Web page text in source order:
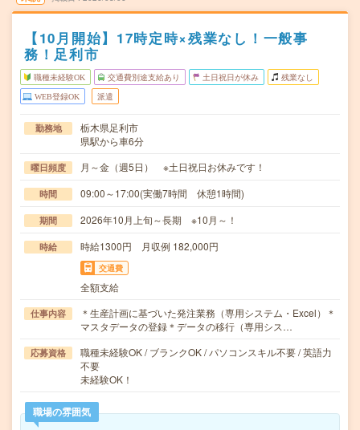
【10月開始】17時定時×残業なし！一般事
務！足利市
職種未経験OK 交通費別途支給あり 土日祝日が休み 残業なし
WEB登録OK 派遣
勤務地
栃木県足利市
県駅から車6分
曜日頻度 月～金（週5日） ※土日祝日お休みです！
時間 09:00～17:00(実働7時間 休憩1時間)
期間 2026年10月上旬～長期 ※10月～！
時給 時給1300円 月収例 182,000円
交通費
全額支給
仕事内容
＊生産計画に基づいた発注業務（専用システム・Excel）＊
マスタデータの登録＊データの移行（専用シス…
応募資格
職種未経験OK / ブランクOK / パソコンスキル不要 / 英語力
不要
未経験OK！
職場の雰囲気